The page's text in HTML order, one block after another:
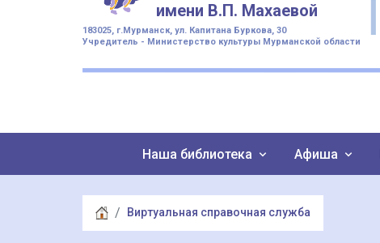
имени В.П. Махаевой
183025, г.Мурманск, ул. Капитана Буркова, 30
Учредитель - Министерство культуры Мурманской области
Наша библиотека Афиша
Виртуальная справочная служба